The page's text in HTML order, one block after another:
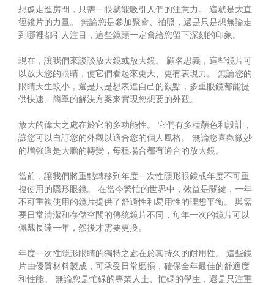
想像走進房間，只需一眼就能吸引人們的注意力。 這就是大直
徑鏡片的力量。 無論您是參加聚會、拍照，還是只是想無論走
到哪裡都引人注目，這些鏡頭一定會給您留下深刻的印象。
現在，讓我們來談談放大鏡或放大鏡。 顧名思義，這些鏡片可
以放大您的眼睛，使它們看起來更大、更有表現力。 無論您的
眼睛天生較小，還是只是想表達自己的觀點，多重眼鏡都能提
供快速、簡單的解決方案來實現您想要的外觀。
放大的偉大之處在於它的多功能性。 它們有多種顏色和設計，
讓您可以自訂您的外觀以適合您的個人風格。 無論您喜歡微妙
的增強還是大膽的轉變，每種場合都有適合的放大鏡。
當前，讓我們將重點轉移到年度一次性隱形眼鏡或年度不可重
複使用的隱形眼鏡。 在當今繁忙的世界中，效益是關鍵，一年
不可重複使用的鏡片提供了舒適性和易用性的理想平衡。 與需
要日常清潔和存儲空間的傳統鏡片不同，每年一次的鏡片可以
佩戴長達一年，然後才需要更換。
年度一次性隱形眼睛的獨特之處在於其持久的耐用性。 這些鏡
片由優質材料製成，可承受日常磨損，確保全年最佳的舒適度
和性能。 無論您是忙碌的專業人士、忙碌的學生，還是只注重